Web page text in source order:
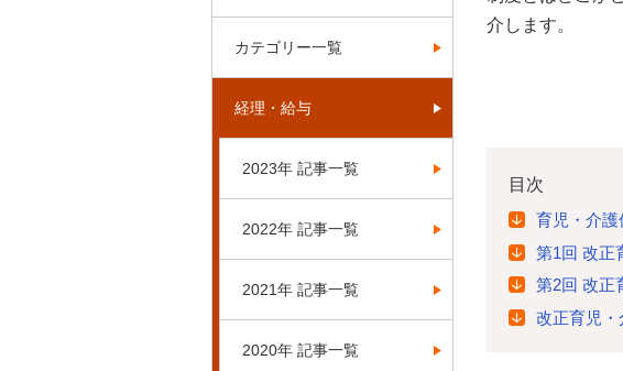
介します。
目次
育児・介護
第1回 改正
第2回 改正
改正育児
カテゴリー一覧
経理・給与
2023年 記事一覧
2022年 記事一覧
2021年 記事一覧
2020年 記事一覧